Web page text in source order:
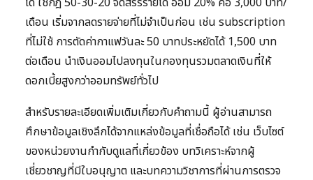
เดือน เริ่มจากลดรายจ่ายที่ไม่จำเป็นก่อน เช่น subscription
ที่ไม่ใช้ การตัดค่ากาแฟวันละ 50 บาทประหยัดได้ 1,500 บาท
ต่อเดือน นำเงินออมไปลงทุนในกองทุนรวมตลาดเงินที่ให้
ดอกเบี้ยสูงกว่าออมทรัพย์ทั่วไป
สำหรับรายละเอียดเพิ่มเติมเกี่ยวกับคำถามนี้ ผู้อ่านสามารถ
ศึกษาข้อมูลเชิงลึกได้จากแหล่งข้อมูลที่เชื่อถือได้ เช่น เว็บไซต์
ของหน่วยงานกำกับดูแลที่เกี่ยวข้อง บทวิเคราะห์จากผู้
เชี่ยวชาญที่มีใบอนุญาต และบทความวิชาการที่ผ่านการตรวจ